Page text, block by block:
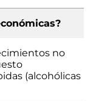
no
(alcohólicas